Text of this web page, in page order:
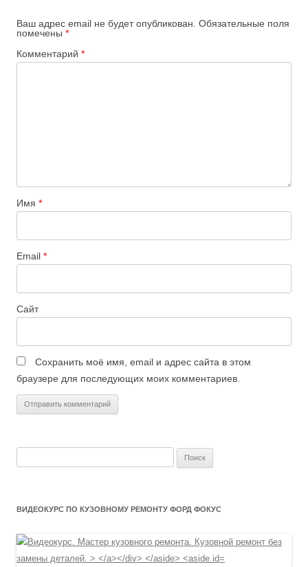
Ваш адрес email не будет опубликован. Обязательные поля
помечены *
Комментарий *
Имя *
Email *
Сайт
Сохранить моё имя, email и адрес сайта в этом
браузере для последующих моих комментариев.
ВИДЕОКУРС ПО КУЗОВНОМУ РЕМОНТУ ФОРД ФОКУС